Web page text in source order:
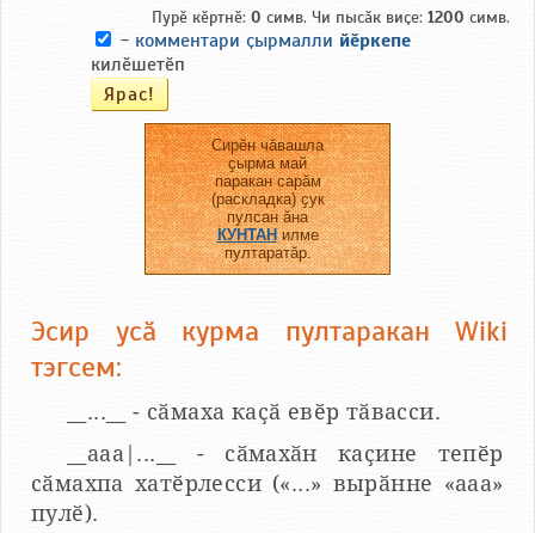
Пурӗ кӗртнӗ: 0 симв. Чи пысӑк виҫе: 1200 симв.
- комментари ҫырмалли йӗркепе
килӗшетӗп
Сирӗн чӑвашла
ҫырма май
паракан сарӑм
(раскладка) ҫук
пулсан ӑна
КУНТАНилме
пултаратӑр.
Эсир усӑ курма пултаракан Wiki
тэгсем:
__...__ - сӑмаха каҫӑ евӗр тӑвасси.
__aaa|...__ - сӑмахӑн каҫине тепӗр
сӑмахпа хатӗрлесси («...» вырӑнне «ааа»
пулӗ).